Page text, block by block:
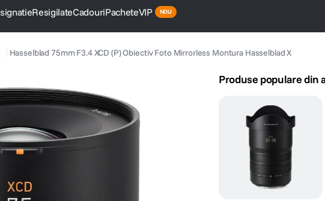
ResigilateCadouriPacheteVIP
Hasselblad 75mm F3.4 XCD (P) Obiectiv Foto Mirrorless Montura Hasselblad X
Produse populare din